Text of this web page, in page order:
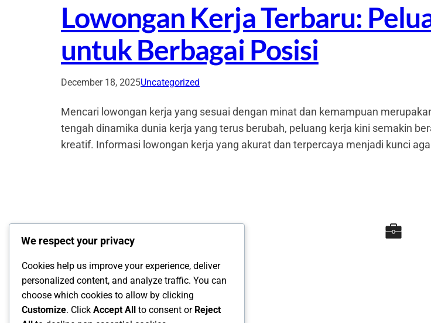
Lowongan Kerja Terbaru:
untuk Berbagai Posisi
December 18, 2025Uncategorized
Mencari lowongan kerja yang sesuai dengan minat dan kemampuan
tengah dinamika dunia kerja yang terus berubah, peluang kerja kini semakin
kreatif. Informasi lowongan kerja yang akurat dan terpercaya menjadi kunci
InfoLokerID
We respect your privacy
Cookies help us improve your experience, deliver
personalized content, and analyze traffic. You can
choose which cookies to allow by clicking
Customize. Click Accept All to consent or Reject